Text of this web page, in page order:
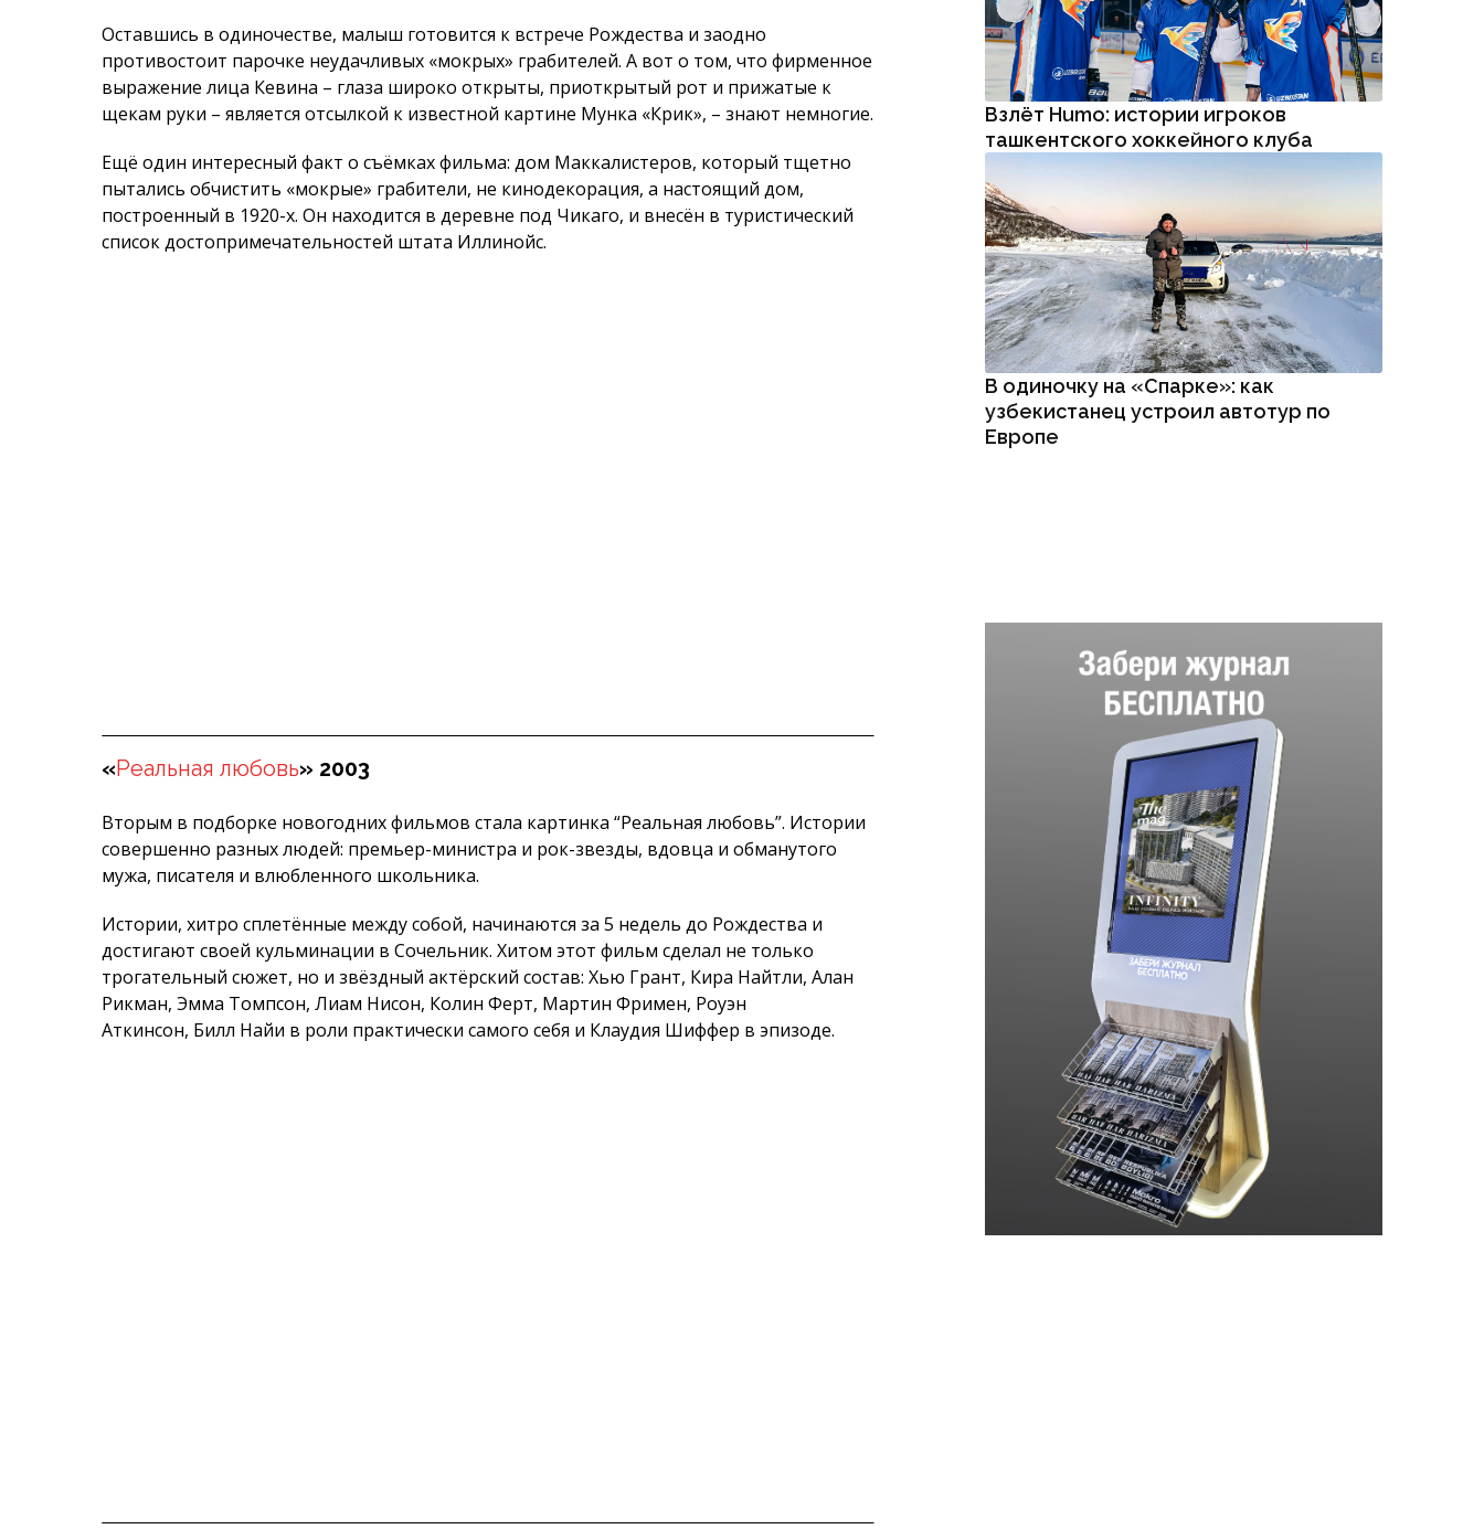
Оставшись в одиночестве, малыш готовится к встрече Рождества и заодно
противостоит парочке неудачливых «мокрых» грабителей. А вот о том, что фирменное
выражение лица Кевина – глаза широко открыты, приоткрытый рот и прижатые к
щекам руки – является отсылкой к известной картине Мунка «Крик», – знают немногие.
Ещё один интересный факт о съёмках фильма: дом Маккалистеров, который тщетно
пытались обчистить «мокрые» грабители, не кинодекорация, а настоящий дом,
построенный в 1920-х. Он находится в деревне под Чикаго, и внесён в туристический
список достопримечательностей штата Иллинойс.
«Реальная любовь» 2003
Вторым в подборке новогодних фильмов стала картинка “Реальная любовь”. Истории
совершенно разных людей: премьер-министра и рок-звезды, вдовца и обманутого
мужа, писателя и влюбленного школьника.
Истории, хитро сплетённые между собой, начинаются за 5 недель до Рождества и
достигают своей кульминации в Сочельник. Хитом этот фильм сделал не только
трогательный сюжет, но и звёздный актёрский состав: Хью Грант, Кира Найтли, Алан
Рикман, Эмма Томпсон, Лиам Нисон, Колин Ферт, Мартин Фримен, Роуэн
Аткинсон, Билл Найи в роли практически самого себя и Клаудия Шиффер в эпизоде.
Взлёт Humo: истории игроков
ташкентского хоккейного клуба
В одиночку на «Спарке»: как
узбекистанец устроил автотур по
Европе